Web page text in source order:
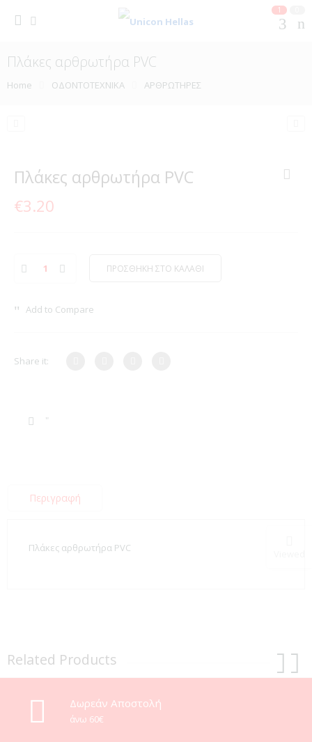
1
Πλάκες αρθρωτήρα PVC
Home ΟΔΟΝΤΟΤΕΧΝΙΚΑ ΑΡΘΡΩΤΗΡΕΣ
Πλάκες αρθρωτήρα PVC
€3.20
ΠΡΟΣΘΗΚΗ ΣΤΟ ΚΑΛΑΘΙ
Add to Compare
Share it:
Περιγραφή
Πλάκες αρθρωτήρα PVC
Related Products
Δωρεάν Αποστολή
άνω 60€